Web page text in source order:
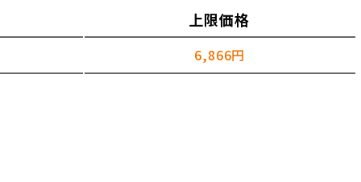
上限価格
6,866円